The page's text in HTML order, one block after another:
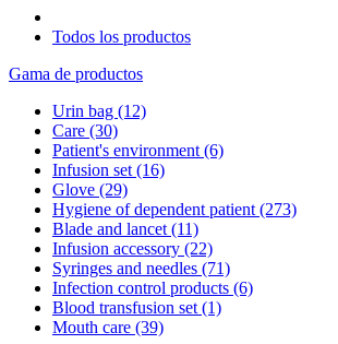
Todos los productos
Gama de productos
Urin bag (12)
Care (30)
Patient's environment (6)
Infusion set (16)
Glove (29)
Hygiene of dependent patient (273)
Blade and lancet (11)
Infusion accessory (22)
Syringes and needles (71)
Infection control products (6)
Blood transfusion set (1)
Mouth care (39)